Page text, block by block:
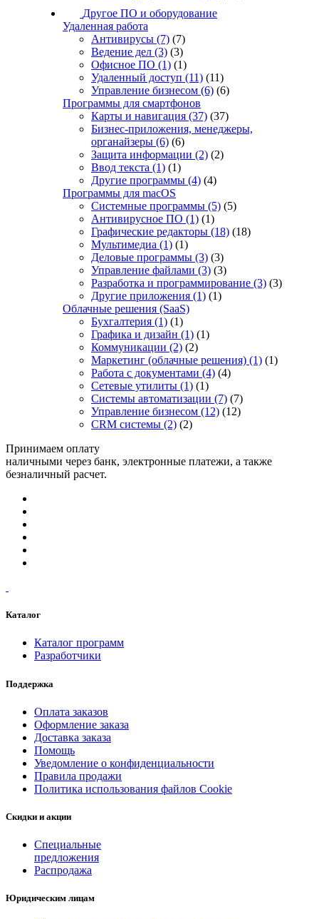
Другое ПО и оборудование
Удаленная работа
Антивирусы (7) (7)
Ведение дел (3) (3)
Офисное ПО (1) (1)
Удаленный доступ (11) (11)
Управление бизнесом (6) (6)
Программы для смартфонов
Карты и навигация (37) (37)
Бизнес-приложения, менеджеры,
органайзеры (6) (6)
Защита информации (2) (2)
Ввод текста (1) (1)
Другие программы (4) (4)
Программы для macOS
Системные программы (5) (5)
Антивирусное ПО (1) (1)
Графические редакторы (18) (18)
Мультимедиа (1) (1)
Деловые программы (3) (3)
Управление файлами (3) (3)
Разработка и программирование (3) (3)
Другие приложения (1) (1)
Облачные решения (SaaS)
Бухгалтерия (1) (1)
Графика и дизайн (1) (1)
Коммуникации (2) (2)
Маркетинг (облачные решения) (1) (1)
Работа с документами (4) (4)
Сетевые утилиты (1) (1)
Системы автоматизации (7) (7)
Управление бизнесом (12) (12)
CRM системы (2) (2)
Принимаем оплату
наличными через банк, электронные платежи, а также
безналичный расчет.
Каталог
Каталог программ
Разработчики
Поддержка
Оплата заказов
Оформление заказа
Доставка заказа
Помощь
Уведомление о конфиденциальности
Правила продажи
Политика использования файлов Cookie
Скидки и акции
Специальные
предложения
Распродажа
Юридическим лицам